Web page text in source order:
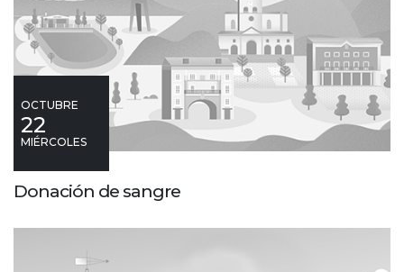
OCTUBRE
22
MIÉRCOLES
Donación de sangre